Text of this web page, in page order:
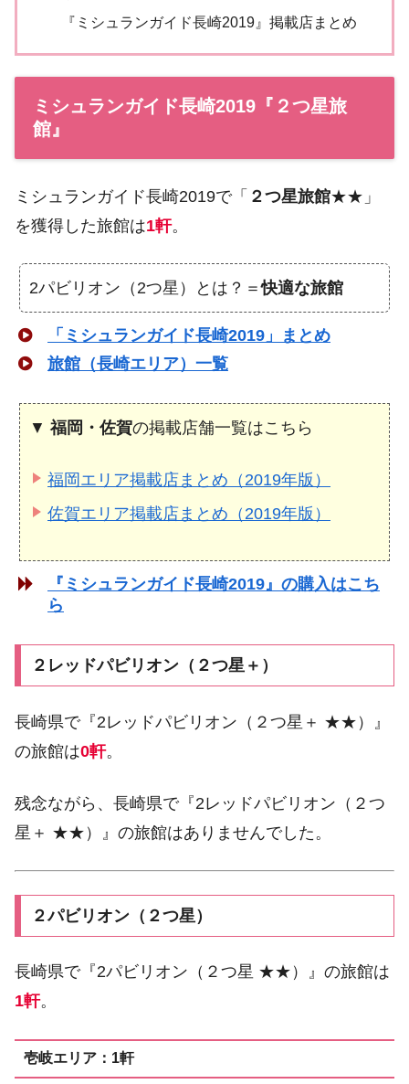
『ミシュランガイド長崎2019』掲載店まとめ
ミシュランガイド長崎2019『２つ星旅
館』
ミシュランガイド長崎2019で「 ２つ星旅館★★」
を獲得した旅館は1軒。
2パビリオン（2つ星）とは？＝快適な旅館
「ミシュランガイド長崎2019」まとめ
旅館（長崎エリア）一覧
▼ 福岡・佐賀の掲載店舗一覧はこちら
福岡エリア掲載店まとめ（2019年版）
佐賀エリア掲載店まとめ（2019年版）
『ミシュランガイド長崎2019』の購入はこち
ら
２レッドパビリオン（２つ星＋）
長崎県で『2レッドパビリオン（２つ星＋ ★★）』
の旅館は0軒。
残念ながら、長崎県で『2レッドパビリオン（２つ
星＋ ★★）』の旅館はありませんでした。
２パビリオン（２つ星）
長崎県で『2パビリオン（２つ星 ★★）』の旅館は
1軒。
壱岐エリア：1軒